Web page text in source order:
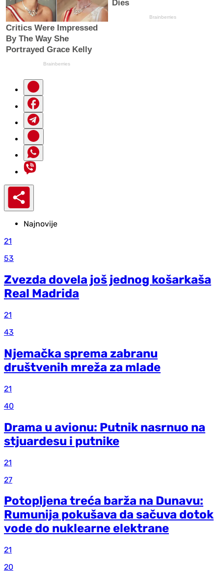
Najnovije
21
53
Zvezda dovela još jednog košarkaša
Real Madrida
21
43
Njemačka sprema zabranu
društvenih mreža za mlade
21
40
Drama u avionu: Putnik nasrnuo na
stjuardesu i putnike
21
27
Potopljena treća barža na Dunavu:
Rumunija pokušava da sačuva dotok
vode do nuklearne elektrane
21
20